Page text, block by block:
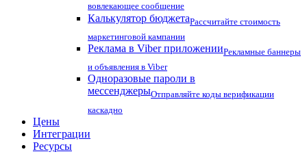
вовлекающее сообщение
Калькулятор бюджетаРассчитайте стоимость
маркетинговой кампании
Реклама в Viber приложенииРекламные баннеры
и объявления в Viber
Одноразовые пароли в
мессенджерыОтправляйте коды верификации
каскадно
Цены
Интеграции
Ресурсы